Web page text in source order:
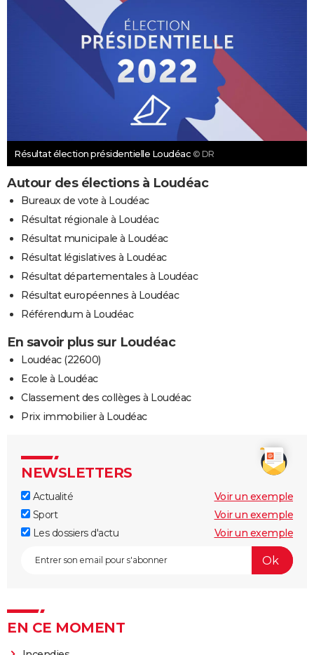
Résultat élection présidentielle Loudéac © DR
Autour des élections à Loudéac
Bureaux de vote à Loudéac
Résultat régionale à Loudéac
Résultat municipale à Loudéac
Résultat législatives à Loudéac
Résultat départementales à Loudéac
Résultat européennes à Loudéac
Référendum à Loudéac
En savoir plus sur Loudéac
Loudéac (22600)
Ecole à Loudéac
Classement des collèges à Loudéac
Prix immobilier à Loudéac
NEWSLETTERS
Actualité
Voir un exemple
Sport
Voir un exemple
Les dossiers d'actu
Voir un exemple
EN CE MOMENT